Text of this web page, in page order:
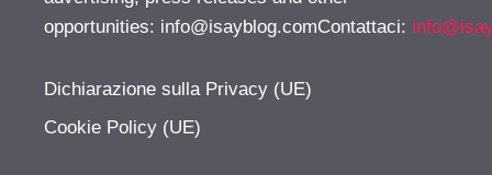
opportunities: info@isayblog.comContattaci:
Dichiarazione sulla Privacy (UE)
Cookie Policy (UE)